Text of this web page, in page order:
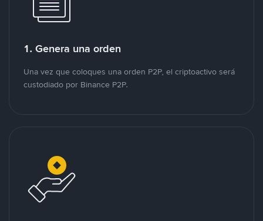
1. Genera una orden
Una vez que coloques una orden P2P, el criptoactivo será
custodiado por Binance P2P.